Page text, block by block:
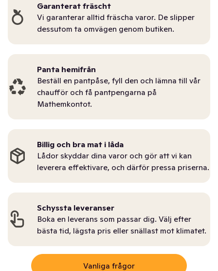
Garanterat fräscht
Vi garanterar alltid fräscha varor. De slipper
dessutom ta omvägen genom butiken.
Panta hemifrån
Beställ en pantpåse, fyll den och lämna till vår
chaufför och få pantpengarna på
Mathemkontot.
Billig och bra mat i låda
Lådor skyddar dina varor och gör att vi kan
leverera effektivare, och därför pressa priserna.
Schyssta leveranser
Boka en leverans som passar dig. Välj efter
bästa tid, lägsta pris eller snällast mot klimatet.
Vanliga frågor